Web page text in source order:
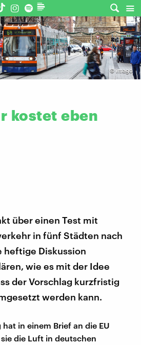
©imago
kostet eben
über einen Test mit
in fünf Städten nach
heftige Diskussion
wie es mit der Idee
der Vorschlag kurzfristig
werden kann.
in einem Brief an die EU
die Luft in deutschen